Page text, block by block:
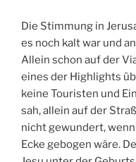
Die Stimmung in
es noch kalt war und
Allein schon auf der
eines der Highlights
keine Touristen und
sah, allein auf der
nicht gewundert,
Ecke gebogen wäre.